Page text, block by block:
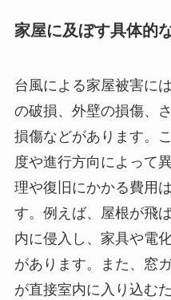
家屋に及ぼす具体的
台風による家屋被害に
の破損、外壁の損傷、
損傷などがあります。
度や進行方向によって
理や復旧にかかる費用
す。例えば、屋根が飛
内に侵入し、家具や電
があります。また、窓
が直接室内に入り込む